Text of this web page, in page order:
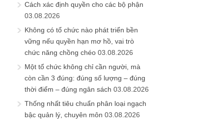
Cách xác định quyền cho các bộ phận
03.08.2026
Không có tổ chức nào phát triển bền
vững nếu quyền hạn mơ hồ, vai trò
chức năng chồng chéo 03.08.2026
Một tổ chức không chỉ cần người, mà
còn cần 3 đúng: đúng số lượng – đúng
thời điểm – đúng ngân sách 03.08.2026
Thống nhất tiêu chuẩn phân loại ngạch
bậc quản lý, chuyên môn 03.08.2026